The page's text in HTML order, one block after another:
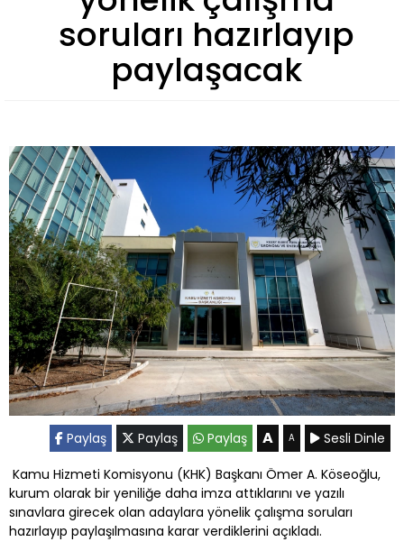
soruları hazırlayıp
paylaşacak
Paylaş Paylaş Paylaş A A
Sesli Dinle
Kamu Hizmeti Komisyonu (KHK) Başkanı Ömer A. Köseoğlu,
kurum olarak bir yeniliğe daha imza attıklarını ve yazılı
sınavlara girecek olan adaylara yönelik çalışma soruları
hazırlayıp paylaşılmasına karar verdiklerini açıkladı.